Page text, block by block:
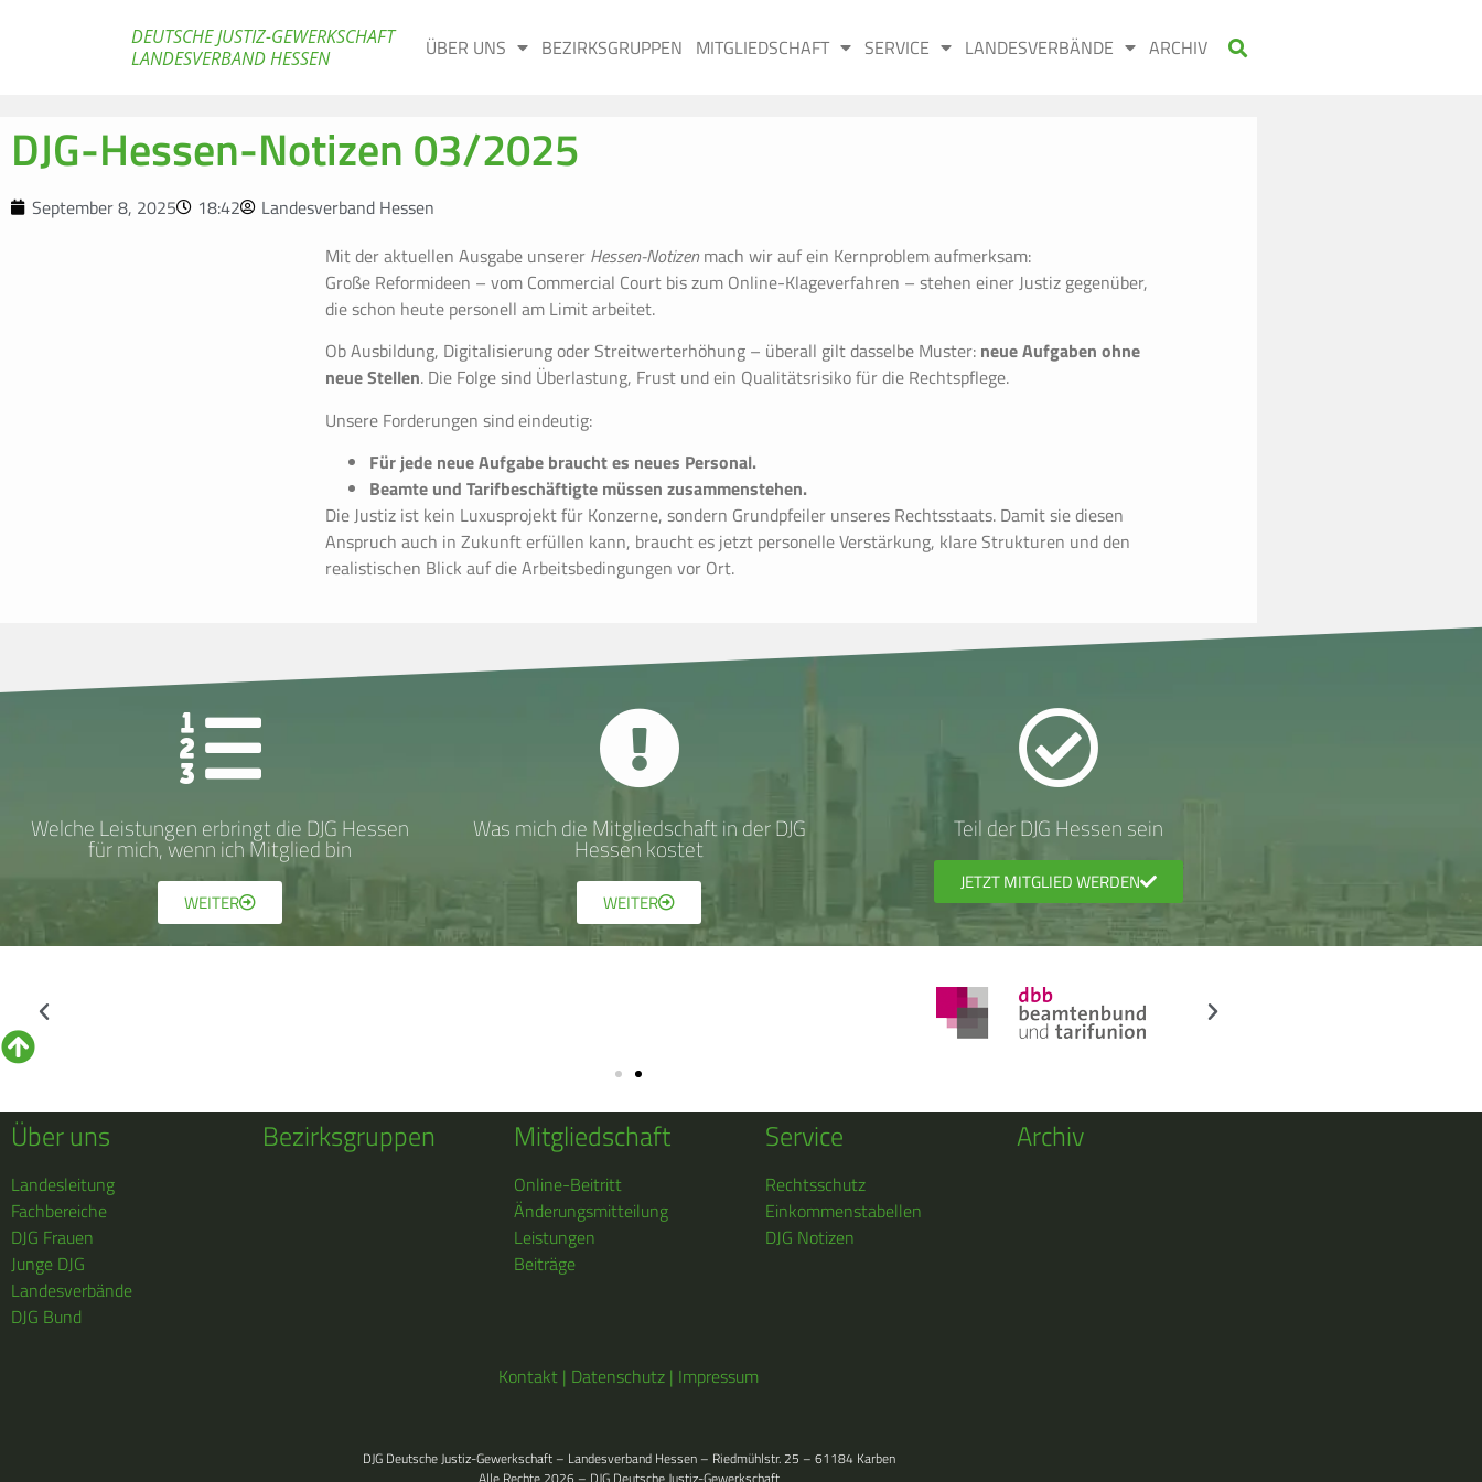
DEUTSCHE JUSTIZ-GEWERKSCHAFT
LANDESVERBAND HESSEN
ÜBER UNS BEZIRKSGRUPPEN MITGLIEDSCHAFT SERVICE LANDESVERBÄNDE ARCHIV
DJG-Hessen-Notizen 03/2025
September 8, 2025 18:42
Landesverband Hessen
Mit der aktuellen Ausgabe unserer Hessen-Notizenmach wir auf ein Kernproblem aufmerksam:
Große Reformideen – vom Commercial Court bis zum Online-Klageverfahren – stehen einer Justiz gegenüber,
die schon heute personell am Limit arbeitet.
Ob Ausbildung, Digitalisierung oder Streitwerterhöhung – überall gilt dasselbe Muster: neue Aufgaben ohne
neue Stellen. Die Folge sind Überlastung, Frust und ein Qualitätsrisiko für die Rechtspflege.
Unsere Forderungen sind eindeutig:
Für jede neue Aufgabe braucht es neues Personal.
Beamte und Tarifbeschäftigte müssen zusammenstehen.
Die Justiz ist kein Luxusprojekt für Konzerne, sondern Grundpfeiler unseres Rechtsstaats. Damit sie diesen
Anspruch auch in Zukunft erfüllen kann, braucht es jetzt personelle Verstärkung, klare Strukturen und den
realistischen Blick auf die Arbeitsbedingungen vor Ort.
Welche Leistungen erbringt die DJG Hessen
für mich, wenn ich Mitglied bin
WEITER
Was mich die Mitgliedschaft in der DJG
Hessen kostet
WEITER
Teil der DJG Hessen sein
JETZT MITGLIED WERDEN
Über uns
Landesleitung
Fachbereiche
DJG Frauen
Junge DJG
Landesverbände
DJG Bund
Bezirksgruppen Mitgliedschaft
Online-Beitritt
Änderungsmitteilung
Leistungen
Beiträge
Service
Rechtsschutz
Einkommenstabellen
DJG Notizen
Archiv
Kontakt| Datenschutz| Impressum
DJG Deutsche Justiz-Gewerkschaft – Landesverband Hessen – Riedmühlstr. 25 – 61184 Karben